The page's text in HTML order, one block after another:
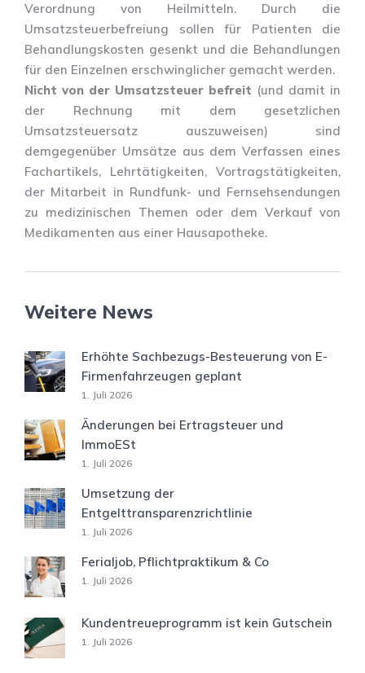
Verordnung von Heilmitteln. Durch die
Umsatzsteuerbefreiung sollen für Patienten die
Behandlungskosten gesenkt und die Behandlungen
für den Einzelnen erschwinglicher gemacht werden.
Nicht von der Umsatzsteuer befreit (und damit in
der Rechnung mit dem gesetzlichen
Umsatzsteuersatz auszuweisen) sind
demgegenüber Umsätze aus dem Verfassen eines
Fachartikels, Lehrtätigkeiten, Vortragstätigkeiten,
der Mitarbeit in Rundfunk- und Fernsehsendungen
zu medizinischen Themen oder dem Verkauf von
Medikamenten aus einer Hausapotheke.
Weitere News
Erhöhte Sachbezugs-Besteuerung von E-
Firmenfahrzeugen geplant
1. Juli 2026
Änderungen bei Ertragsteuer und
ImmoESt
1. Juli 2026
Umsetzung der
Entgelttransparenzrichtlinie
1. Juli 2026
Ferialjob, Pflichtpraktikum & Co
1. Juli 2026
Kundentreueprogramm ist kein Gutschein
1. Juli 2026